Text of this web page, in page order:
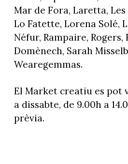
Mar de Fora, Laretta,
Lo Fatette, Lorena Solé,
Néfur, Rampaire, Rogers,
Domènech, Sarah
Wearegemmas.
El Market creatiu es pot
a dissabte, de 9.00h a
prèvia.